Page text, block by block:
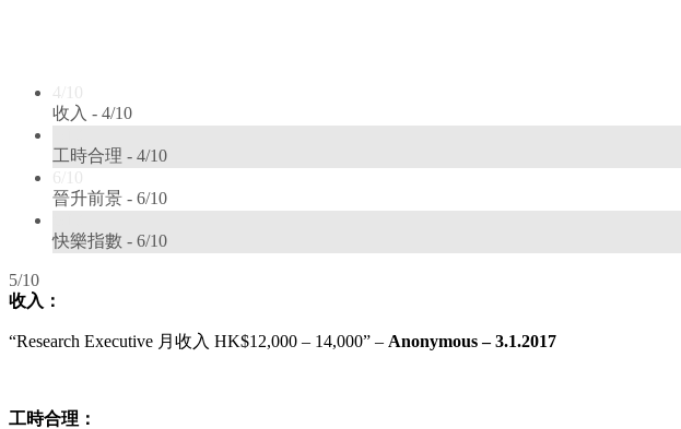
4/10
收入 - 4/10
工時合理 - 4/10
6/10
晉升前景 - 6/10
快樂指數 - 6/10
5/10
收入：
“Research Executive 月收入 HK$12,000 – 14,000” – Anonymous– 3.1.2017
工時合理：